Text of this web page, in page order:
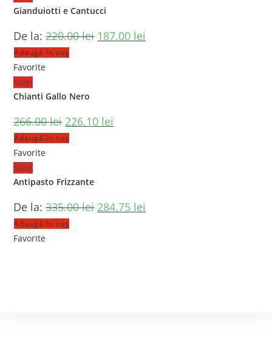
Gianduiotti e Cantucci
De la:220.00lei 187.00 lei
Adaugă în coș
Favorite
Sale!
Chianti Gallo Nero
266.00lei 226.10 lei
Adaugă în coș
Favorite
Sale!
Antipasto Frizzante
De la:335.00lei 284.75 lei
Adaugă în coș
Favorite